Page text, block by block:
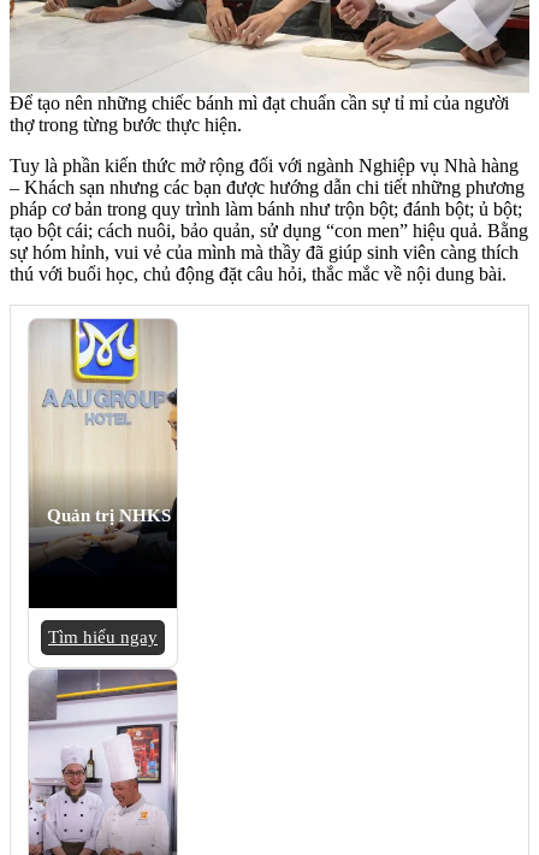
Để tạo nên những chiếc bánh mì đạt chuẩn cần sự tỉ mỉ của người
thợ trong từng bước thực hiện.
Tuy là phần kiến thức mở rộng đối với ngành Nghiệp vụ Nhà hàng
– Khách sạn nhưng các bạn được hướng dẫn chi tiết những phương
pháp cơ bản trong quy trình làm bánh như trộn bột; đánh bột; ủ bột;
tạo bột cái; cách nuôi, bảo quản, sử dụng “con men” hiệu quả. Bằng
sự hóm hỉnh, vui vẻ của mình mà thầy đã giúp sinh viên càng thích
thú với buổi học, chủ động đặt câu hỏi, thắc mắc về nội dung bài.
Quản trị NHKS
Tìm hiểu ngay